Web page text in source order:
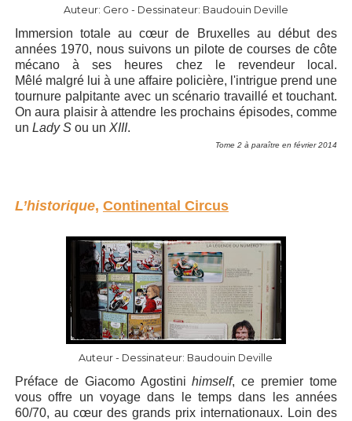
Auteur: Gero - Dessinateur: Baudouin Deville
Immersion totale au cœur de Bruxelles au début des
années 1970, nous suivons un pilote de courses de côte
mécano à ses heures chez le revendeur local.
Mêlé malgré lui à une affaire policière, l'intrigue prend une
tournure palpitante avec un scénario travaillé et touchant.
On aura plaisir à attendre les prochains épisodes, comme
un Lady Sou un XIII.
Tome 2 à paraître en février 2014
L’historique, Continental Circus
Auteur - Dessinateur: Baudouin Deville
Préface de Giacomo Agostinihimself, ce premier tome
vous offre un voyage dans le temps dans les années
60/70, au cœur des grands prix internationaux. Loin des